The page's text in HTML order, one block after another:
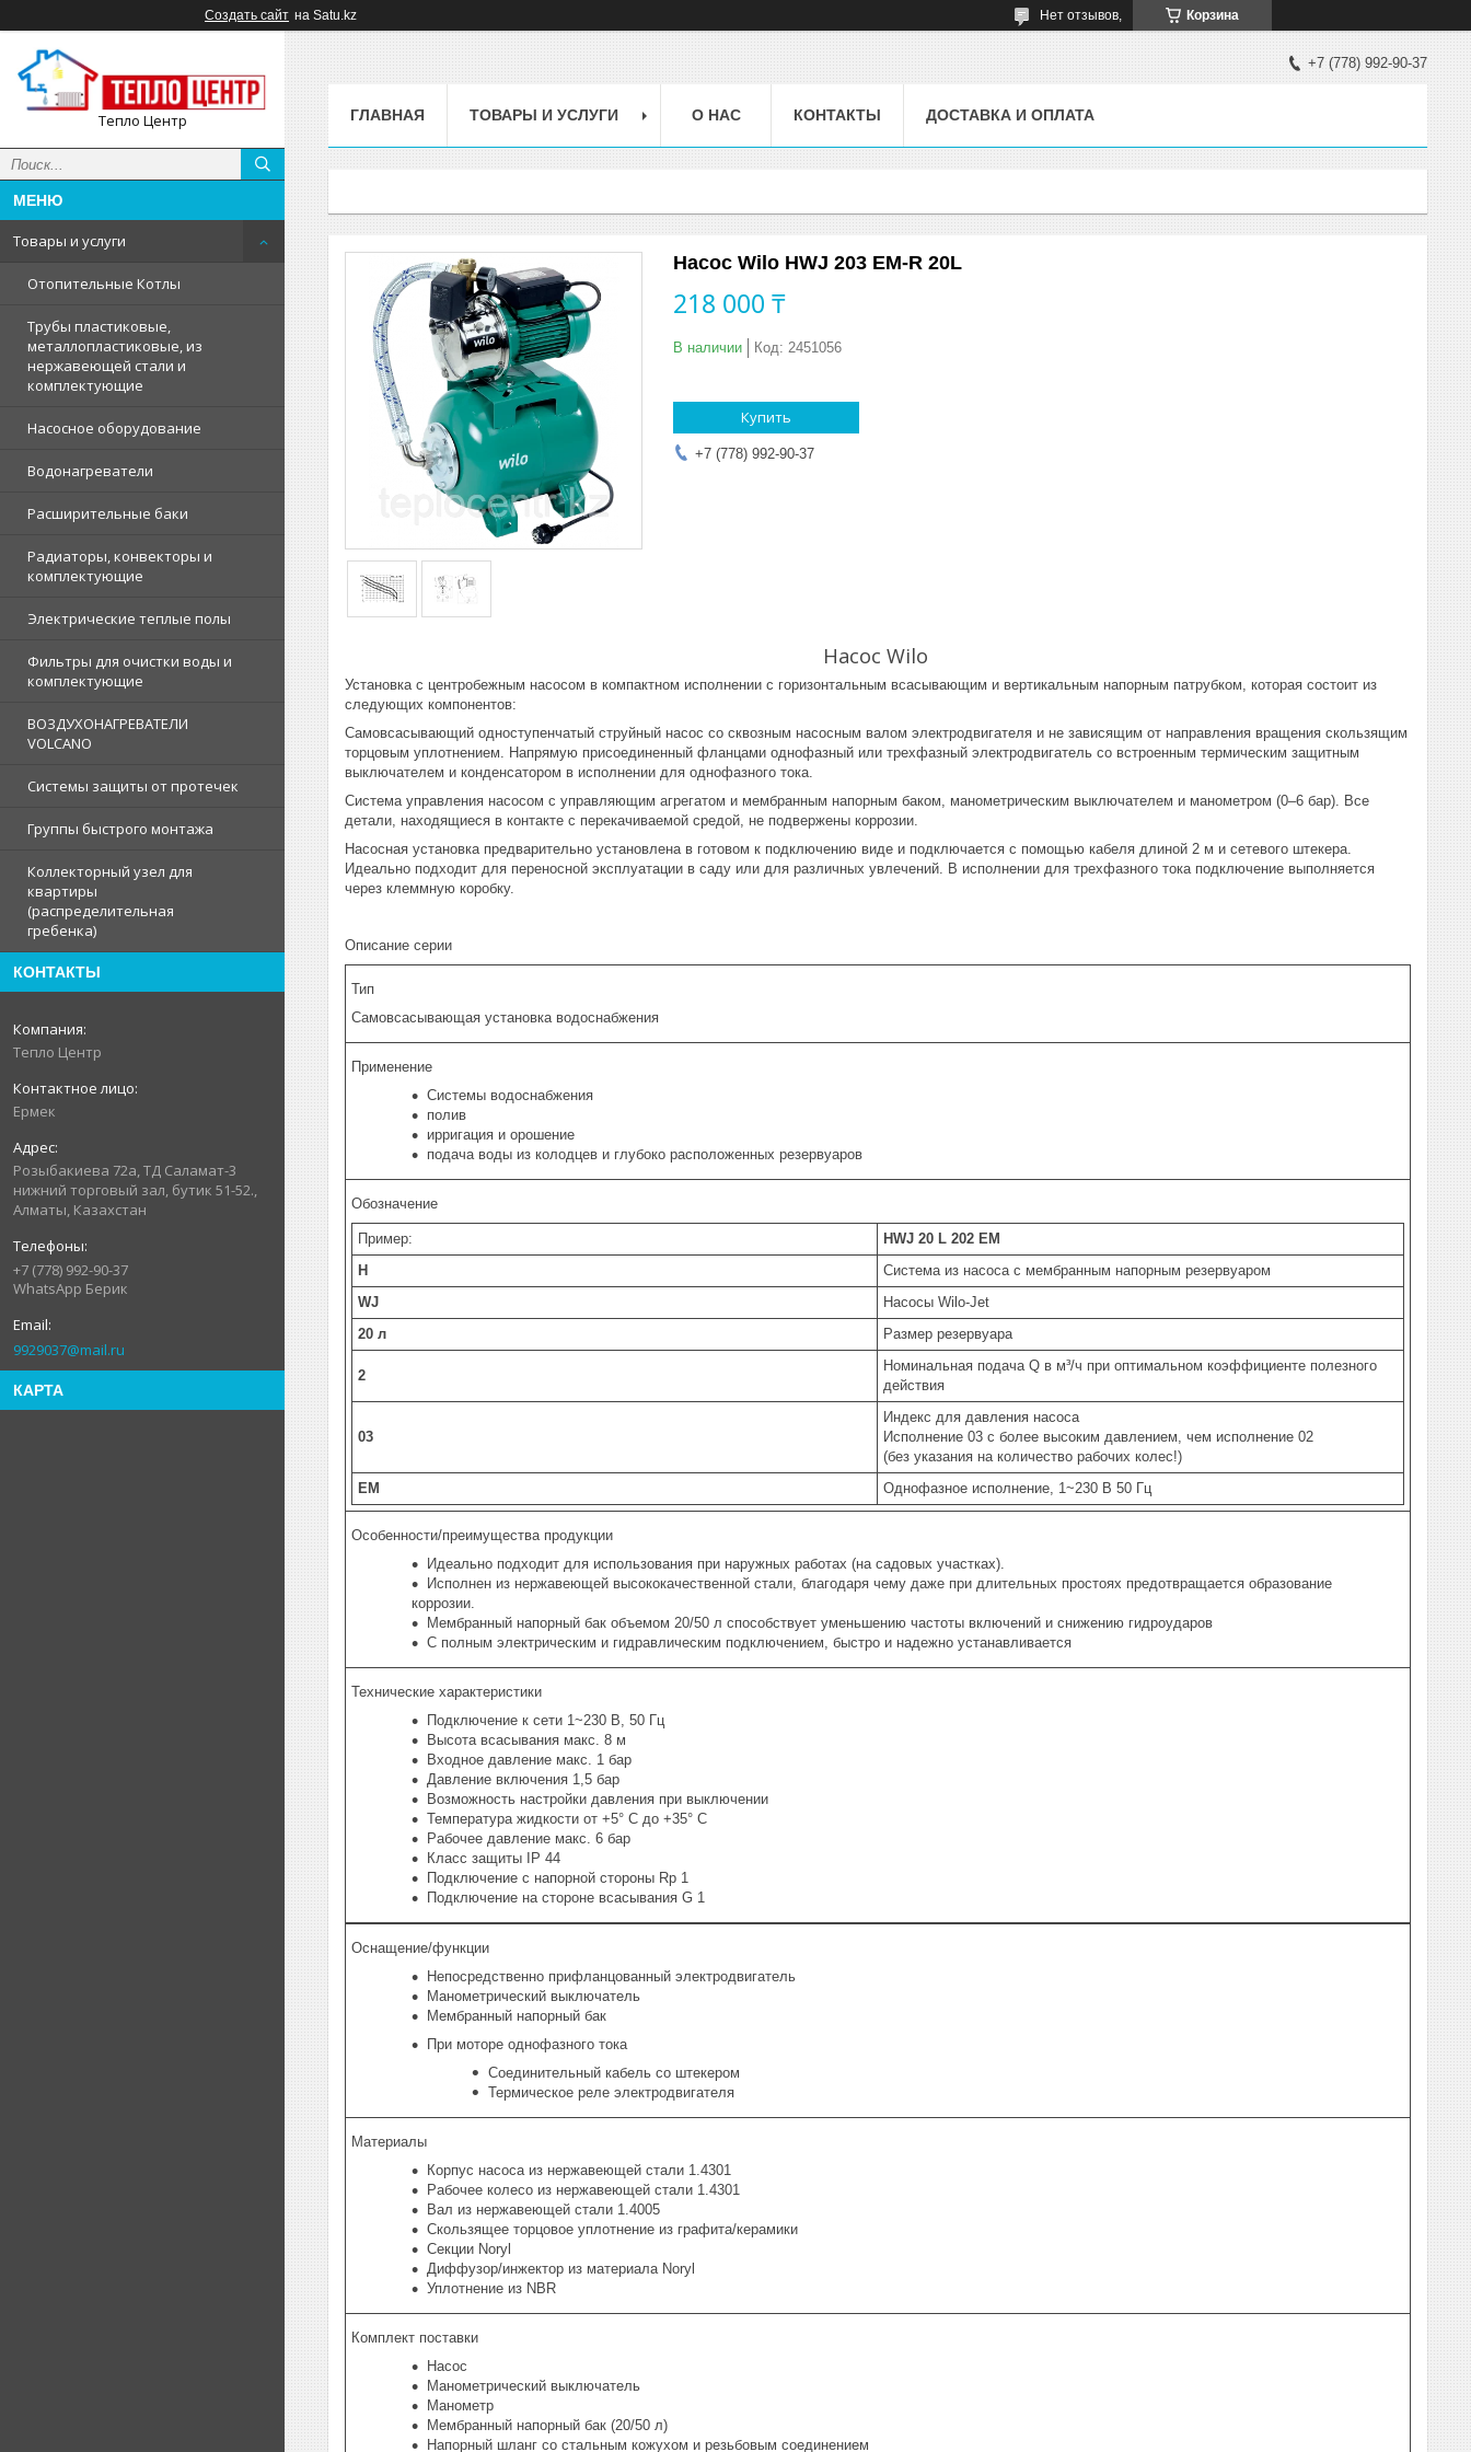
Создать сайт на Satu.kz Корзина
Нет отзывов,
Тепло Центр
Товары и услуги
Отопительные Котлы
Трубы пластиковые,
металлопластиковые, из
нержавеющей стали и
комплектующие
Насосное оборудование
Водонагреватели
Расширительные баки
Радиаторы, конвекторы и
комплектующие
Электрические теплые полы
Фильтры для очистки воды и
комплектующие
ВОЗДУХОНАГРЕВАТЕЛИ
VOLCANO
Системы защиты от протечек
Группы быстрого монтажа
Коллекторный узел для
квартиры
(распределительная
гребенка)
КОНТАКТЫ
Тепло Центр
Ермек
Розыбакиева 72а, ТД Саламат-3
нижний торговый зал, бутик 51-52.,
Алматы, Казахстан
+7 (778) 992-90-37
WhatsApp Берик
9929037@mail.ru
КАРТА
+7 (778) 992-90-37
ГЛАВНАЯ ТОВАРЫ И УСЛУГИ О НАС КОНТАКТЫ ДОСТАВКА И ОПЛАТА
Насос Wilo HWJ 203 EM-R 20L
218 000 ₸
В наличии Код: 2451056
Купить
+7 (778) 992-90-37
Насос Wilo
Установка с центробежным насосом в компактном исполнении с горизонтальным всасывающим и вертикальным напорным патрубком, которая состоит из
следующих компонентов:
Самовсасывающий одноступенчатый струйный насос со сквозным насосным валом электродвигателя и не зависящим от направления вращения скользящим
торцовым уплотнением. Напрямую присоединенный фланцами однофазный или трехфазный электродвигатель со встроенным термическим защитным
выключателем и конденсатором в исполнении для однофазного тока.
Система управления насосом с управляющим агрегатом и мембранным напорным баком, манометрическим выключателем и манометром (0–6 бар). Все
детали, находящиеся в контакте с перекачиваемой средой, не подвержены коррозии.
Насосная установка предварительно установлена в готовом к подключению виде и подключается с помощью кабеля длиной 2 м и сетевого штекера.
Идеально подходит для переносной эксплуатации в саду или для различных увлечений. В исполнении для трехфазного тока подключение выполняется
через клеммную коробку.
Описание серии
Тип
Самовсасывающая установка водоснабжения
Применение
Системы водоснабжения
полив
ирригация и орошение
подача воды из колодцев и глубоко расположенных резервуаров
Обозначение
Пример:
HWJ 20 L 202 EM
H
Система из насоса с мембранным напорным резервуаром
WJ
Насосы Wilo-Jet
20 л
Размер резервуара
2
Номинальная подача Q в м³/ч при оптимальном коэффициенте полезного
действия
03
Индекс для давления насоса
Исполнение 03 с более высоким давлением, чем исполнение 02
(без указания на количество рабочих колес!)
EM
Однофазное исполнение, 1~230 В 50 Гц
Особенности/преимущества продукции
Идеально подходит для использования при наружных работах (на садовых участках).
Исполнен из нержавеющей высококачественной стали, благодаря чему даже при длительных простоях предотвращается образование
коррозии.
Мембранный напорный бак объемом 20/50 л способствует уменьшению частоты включений и снижению гидроударов
С полным электрическим и гидравлическим подключением, быстро и надежно устанавливается
Технические характеристики
Подключение к сети 1~230 В, 50 Гц
Высота всасывания макс. 8 м
Входное давление макс. 1 бар
Давление включения 1,5 бар
Возможность настройки давления при выключении
Температура жидкости от +5° C до +35° C
Рабочее давление макс. 6 бар
Класс защиты IP 44
Подключение с напорной стороны Rp 1
Подключение на стороне всасывания G 1
Оснащение/функции
Непосредственно прифланцованный электродвигатель
Манометрический выключатель
Мембранный напорный бак
При моторе однофазного тока
Соединительный кабель со штекером
Термическое реле электродвигателя
Материалы
Корпус насоса из нержавеющей стали 1.4301
Рабочее колесо из нержавеющей стали 1.4301
Вал из нержавеющей стали 1.4005
Скользящее торцовое уплотнение из графита/керамики
Секции Noryl
Диффузор/инжектор из материала Noryl
Уплотнение из NBR
Комплект поставки
Насос
Манометрический выключатель
Манометр
Мембранный напорный бак (20/50 л)
Напорный шланг со стальным кожухом и резьбовым соединением